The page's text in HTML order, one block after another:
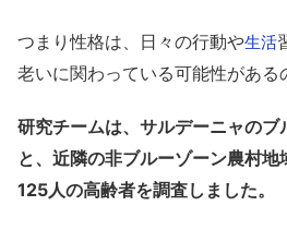
つまり性格は、日々の行動や生活
老いに関わっている可能性がある
研究チームは、サルデーニャの
と、近隣の非ブルーゾーン農村
125人の高齢者を調査しました。